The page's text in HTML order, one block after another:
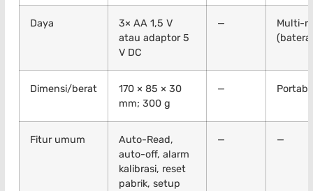
Daya
3× AA 1,5 V
atau adaptor 5
V DC
—
Multi-
Dimensi/berat
170 × 85 × 30
mm; 300 g
—
Fitur umum
Auto-Read,
auto-off, alarm
kalibrasi, reset
pabrik, setup
— —